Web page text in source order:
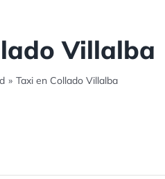
Villalba
» Taxi en Collado Villalba